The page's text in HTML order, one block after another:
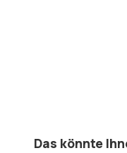
Das könnte